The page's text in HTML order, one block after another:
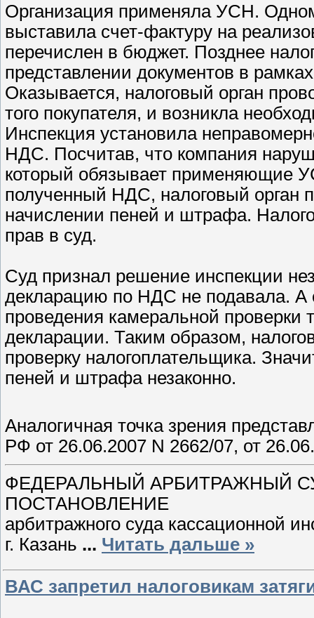
Организация применяла УСН.
выставила счет-фактуру на
перечислен в бюджет. Позднее
представлении документов в
Оказывается, налоговый орган
того покупателя, и возникла
Инспекция установила
НДС. Посчитав, что компания
который обязывает применяющие
полученный НДС, налоговый орган
начислении пеней и штрафа.
прав в суд.
Суд признал решение инспекции
декларацию по НДС не подавала. А
проведения камеральной проверки
декларации. Таким образом,
проверку налогоплательщика.
пеней и штрафа незаконно.
Аналогичная точка зрения
РФ от 26.06.2007 N 2662/07, от
ФЕДЕРАЛЬНЫЙ АРБИТРАЖНЫЙ
ПОСТАНОВЛЕНИЕ
арбитражного суда кассационной
г. Казань ... Читать дальше »
ВАС запретил налоговикам